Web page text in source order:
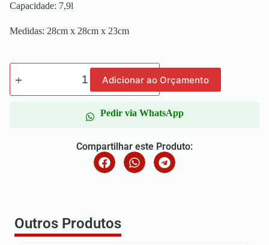
Capacidade: 7,9l
Medidas: 28cm x 28cm x 23cm
Adicionar ao Orçamento
Pedir via WhatsApp
Compartilhar este Produto:
Outros Produtos